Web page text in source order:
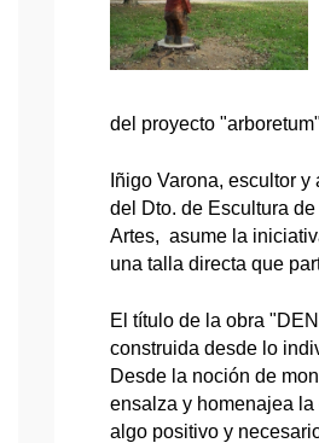
del proyecto
Iñigo Varona, escultor
del Dto. de Escultura
Artes, asume la
una talla directa que
El título de la obra
construida desde lo
Desde la noción de
ensalza y homenajea
algo positivo y